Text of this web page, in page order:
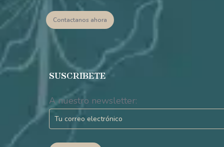
Contactanos ahora
SUSCRIBETE
A nuestro newsletter: